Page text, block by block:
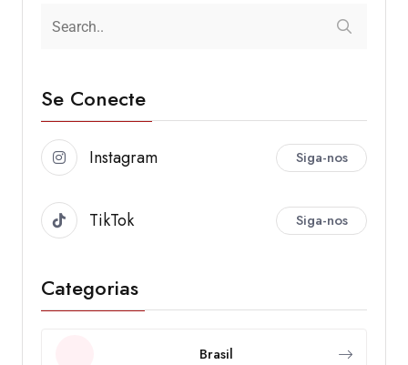
Se Conecte
Instagram Siga-nos
TikTok Siga-nos
Categorias
Brasil